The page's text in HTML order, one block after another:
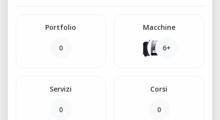
Portfolio
0
Macchine
6+
Servizi
0
Corsi
0